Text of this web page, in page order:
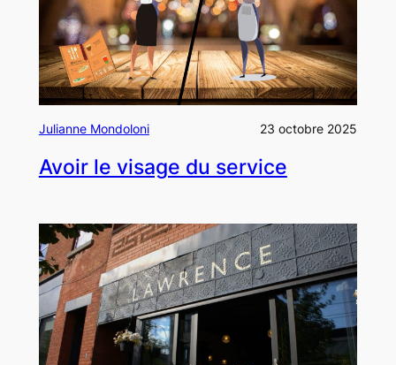
Julianne Mondoloni 23 octobre 2025
Avoir le visage du service